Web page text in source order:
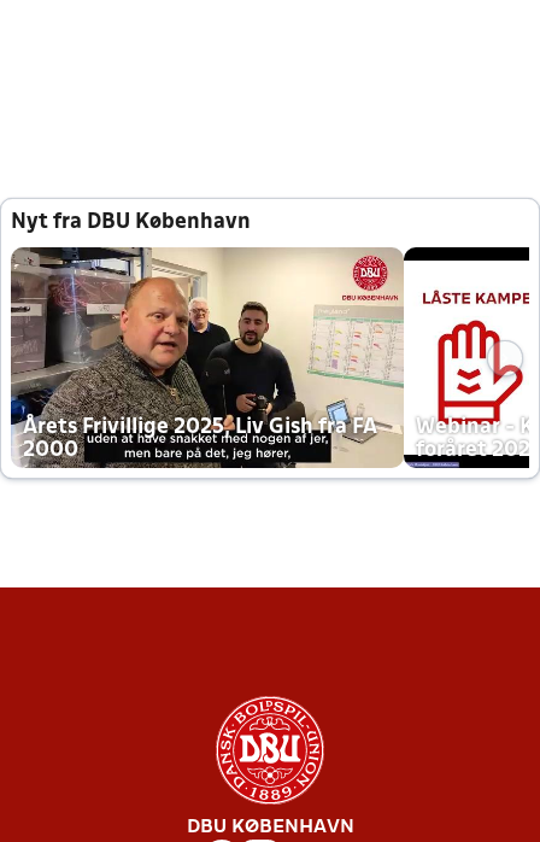
Nyt fra DBU København
Årets Frivillige 2025, Liv Gish fra FA
2000
Webinar -
foråret
DBU KØBENHAVN